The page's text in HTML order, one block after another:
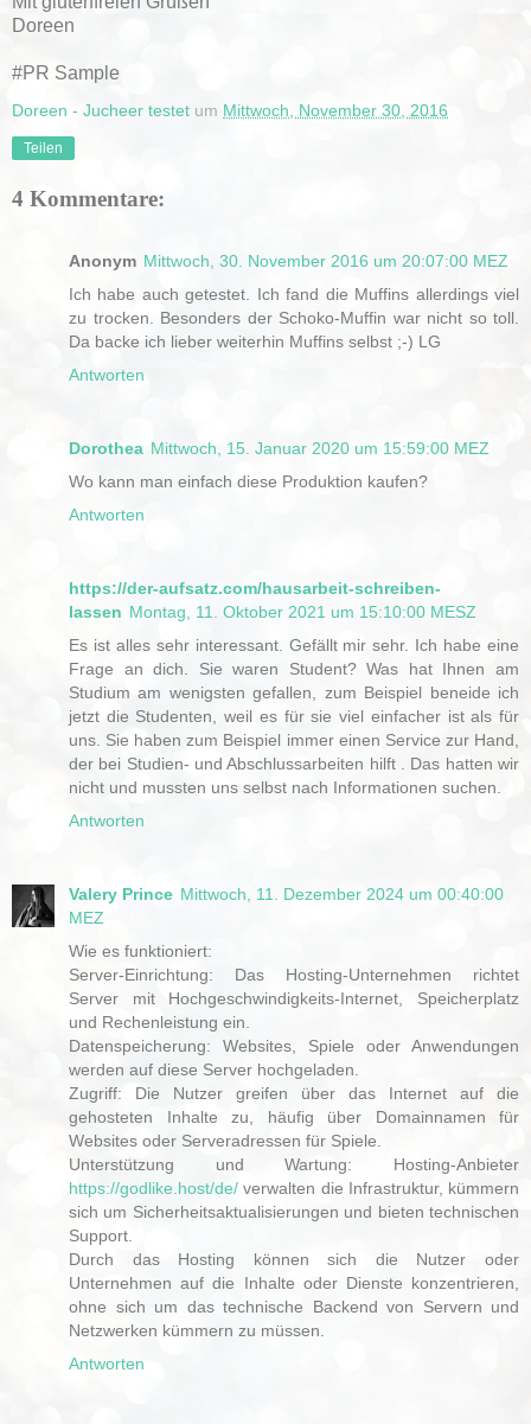
Doreen
#PR Sample
Doreen - Jucheer testet um Mittwoch, November 30, 2016
Teilen
4 Kommentare:
Anonym Mittwoch, 30. November 2016 um 20:07:00 MEZ
Ich habe auch getestet. Ich fand die Muffins allerdings viel
zu trocken. Besonders der Schoko-Muffin war nicht so toll.
Da backe ich lieber weiterhin Muffins selbst ;-) LG
Antworten
Dorothea Mittwoch, 15. Januar 2020 um 15:59:00 MEZ
Wo kann man einfach diese Produktion kaufen?
Antworten
https://der-aufsatz.com/hausarbeit-schreiben-
lassen Montag, 11. Oktober 2021 um 15:10:00 MESZ
Es ist alles sehr interessant. Gefällt mir sehr. Ich habe eine
Frage an dich. Sie waren Student? Was hat Ihnen am
Studium am wenigsten gefallen, zum Beispiel beneide ich
jetzt die Studenten, weil es für sie viel einfacher ist als für
uns. Sie haben zum Beispiel immer einen Service zur Hand,
der bei Studien- und Abschlussarbeiten hilft . Das hatten wir
nicht und mussten uns selbst nach Informationen suchen.
Antworten
Valery Prince Mittwoch, 11. Dezember 2024 um 00:40:00
MEZ
Wie es funktioniert:
Server-Einrichtung: Das Hosting-Unternehmen richtet
Server mit Hochgeschwindigkeits-Internet, Speicherplatz
und Rechenleistung ein.
Datenspeicherung: Websites, Spiele oder Anwendungen
werden auf diese Server hochgeladen.
Zugriff: Die Nutzer greifen über das Internet auf die
gehosteten Inhalte zu, häufig über Domainnamen für
Websites oder Serveradressen für Spiele.
Unterstützung und Wartung: Hosting-Anbieter
https://godlike.host/de/ verwalten die Infrastruktur, kümmern
sich um Sicherheitsaktualisierungen und bieten technischen
Support.
Durch das Hosting können sich die Nutzer oder
Unternehmen auf die Inhalte oder Dienste konzentrieren,
ohne sich um das technische Backend von Servern und
Netzwerken kümmern zu müssen.
Antworten